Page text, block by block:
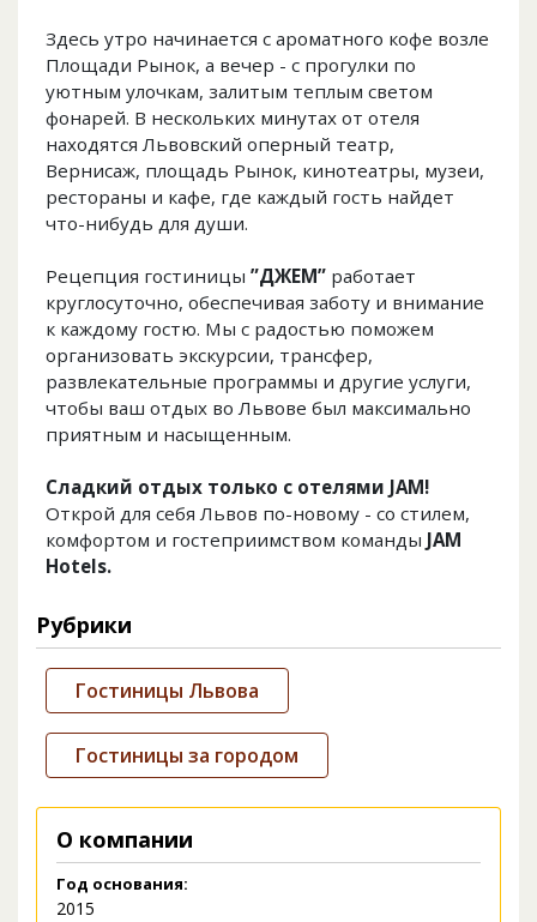
Здесь утро начинается с ароматного кофе возле
Площади Рынок, а вечер - с прогулки по
уютным улочкам, залитым теплым светом
фонарей. В нескольких минутах от отеля
находятся Львовский оперный театр,
Вернисаж, площадь Рынок, кинотеатры, музеи,
рестораны и кафе, где каждый гость найдет
что-нибудь для души.
Рецепция гостиницы ”ДЖЕМ” работает
круглосуточно, обеспечивая заботу и внимание
к каждому гостю. Мы с радостью поможем
организовать экскурсии, трансфер,
развлекательные программы и другие услуги,
чтобы ваш отдых во Львове был максимально
приятным и насыщенным.
Сладкий отдых только с отелями JAM!
Открой для себя Львов по-новому - со стилем,
комфортом и гостеприимством команды JAM
Hotels.
Рубрики
Гостиницы Львова
Гостиницы за городом
О компании
Год основания:
2015